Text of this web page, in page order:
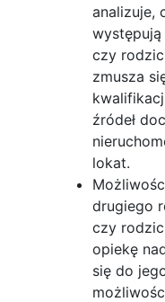
analizuje,
występują
czy
zmusza
źródeł
lokat.
drugiego
czy
opiekę
się do